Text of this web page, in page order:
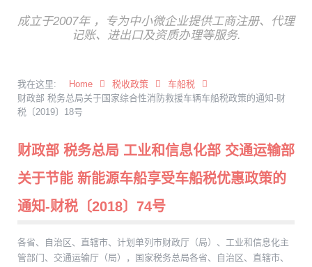
成立于2007年 ，专为中小微企业提供工商注册、代理
记账、进出口及资质办理等服务.
我在这里: Home 税收政策
车船税
财政部 税务总局关于国家综合性消防救援车辆车船税政策的通知-财
税〔2019〕18号
财政部 税务总局 工业和信息化部 交通运输部
关于节能 新能源车船享受车船税优惠政策的
通知-财税〔2018〕74号
各省、自治区、直辖市、计划单列市财政厅（局）、工业和信息化主
管部门、交通运输厅（局），国家税务总局各省、自治区、直辖市、